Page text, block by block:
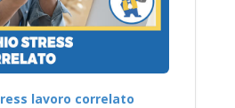
lavoro correlato